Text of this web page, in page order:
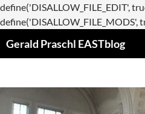
define('DISALLOW_FILE_EDIT',
define('DISALLOW_FILE_MODS',
Gerald Praschl EASTblog